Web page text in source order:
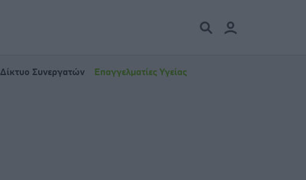
Δίκτυο Συνεργατών Επαγγελματίες Υγείας